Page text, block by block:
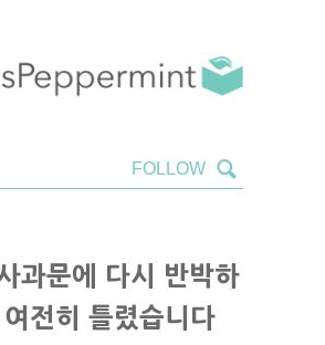
과문에 다시 반박하
전히 틀렸습니다